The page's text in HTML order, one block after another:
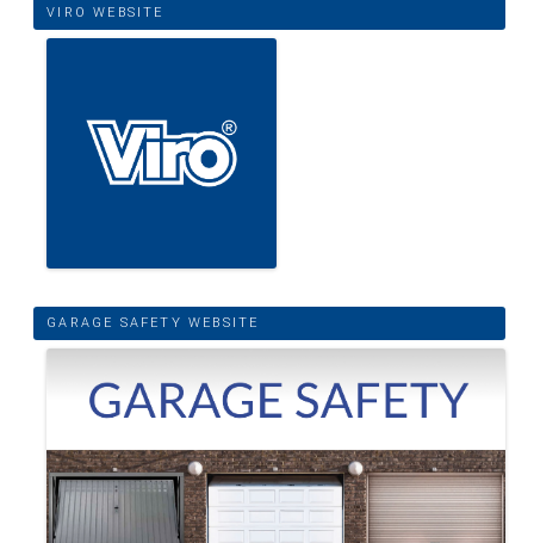
VIRO WEBSITE
GARAGE SAFETY WEBSITE